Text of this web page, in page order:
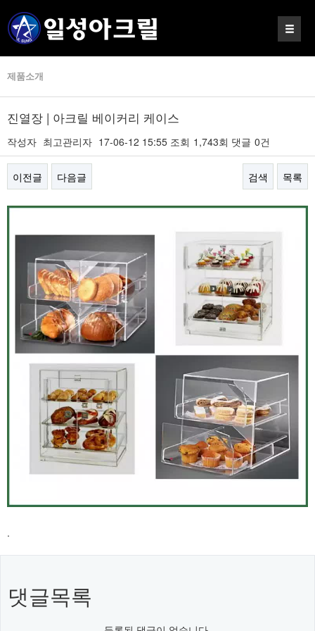
제품소개
진열장 | 아크릴 베이커리 케이스
작성자 최고관리자 17-06-12 15:55 조회 1,743회 댓글 0건
이전글 다음글 검색 목록
본문
.
댓글목록